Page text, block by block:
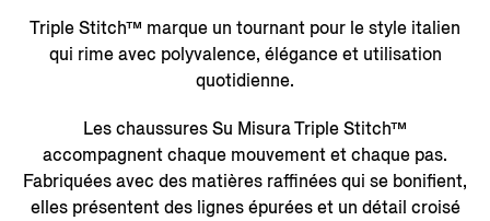
Triple Stitch™ marque un tournant pour le style italien
qui rime avec polyvalence, élégance et utilisation
quotidienne.
Les chaussures Su Misura Triple Stitch™
accompagnent chaque mouvement et chaque pas.
Fabriquées avec des matières raffinées qui se bonifient,
elles présentent des lignes épurées et un détail croisé